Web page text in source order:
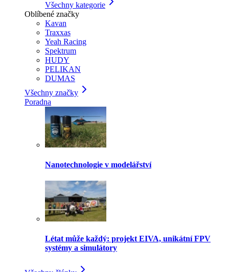
Všechny kategorie
Oblíbené značky
Kavan
Traxxas
Yeah Racing
Spektrum
HUDY
PELIKAN
DUMAS
Všechny značky
Poradna
Nanotechnologie v modelářství
Létat může každý: projekt EIVA, unikátní FPV
systémy a simulátory